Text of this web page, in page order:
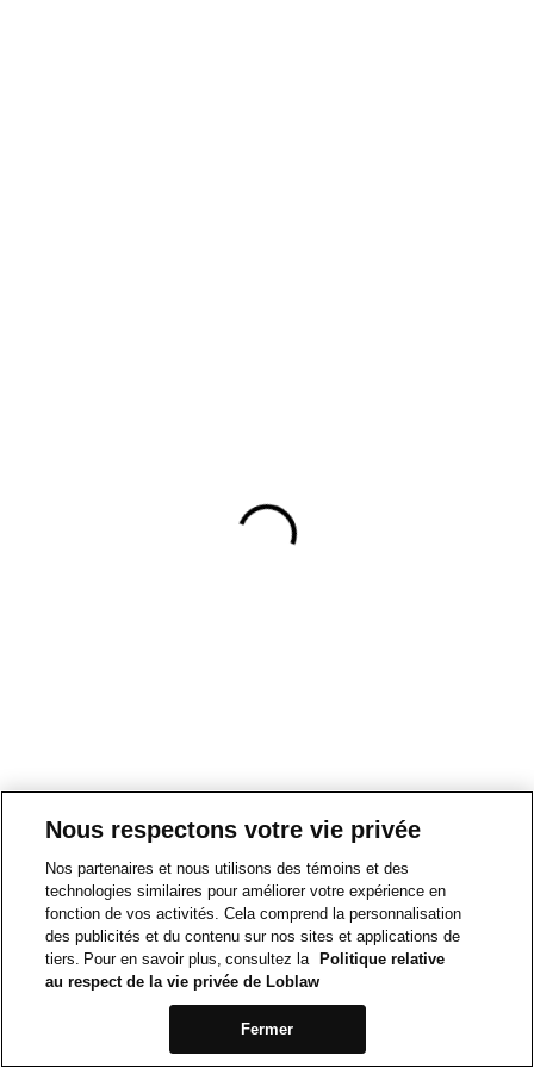
Nous respectons votre vie privée
Nos partenaires et nous utilisons des témoins et des
technologies similaires pour améliorer votre expérience en
fonction de vos activités. Cela comprend la personnalisation
des publicités et du contenu sur nos sites et applications de
tiers. Pour en savoir plus, consultez la
Politique relative
au respect de la vie privée de Loblaw
Fermer